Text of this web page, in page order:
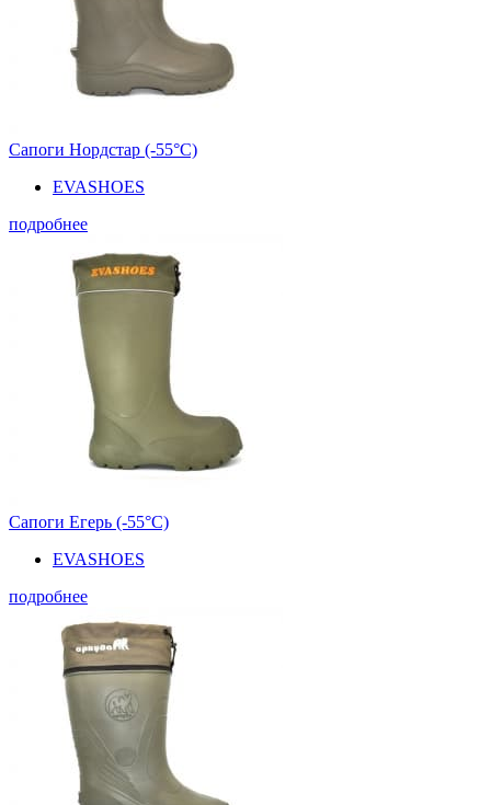
Сапоги Нордстар (-55°С)
EVASHOES
подробнее
Сапоги Егерь (-55°С)
EVASHOES
подробнее